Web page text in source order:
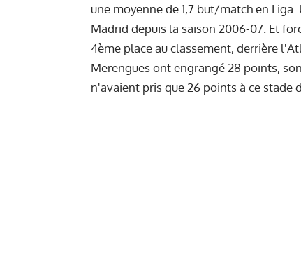
une moyenne de 1,7 but/match en
Madrid depuis la saison 2006-07. Et
4ème place au classement, derrière
Merengues ont engrangé 28 points,
n'avaient pris que 26 points à ce stade